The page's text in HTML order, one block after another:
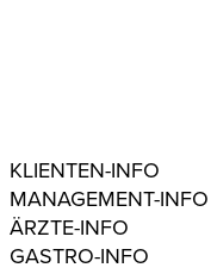
KLIENTEN-INFO
MANAGEMENT-INFO
ÄRZTE-INFO
GASTRO-INFO